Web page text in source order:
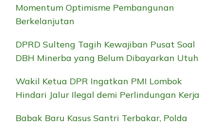
Momentum Optimisme Pembangunan
Berkelanjutan
DPRD Sulteng Tagih Kewajiban Pusat Soal
DBH Minerba yang Belum Dibayarkan Utuh
Wakil Ketua DPR Ingatkan PMI Lombok
Hindari Jalur Ilegal demi Perlindungan Kerja
Babak Baru Kasus Santri Terbakar, Polda